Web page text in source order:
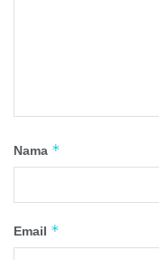
Nama *
Email *